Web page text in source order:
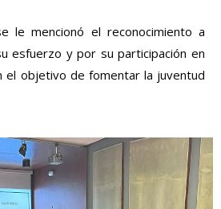
le mencionó el reconocimiento a
esfuerzo y por su participación en
el objetivo de fomentar la juventud